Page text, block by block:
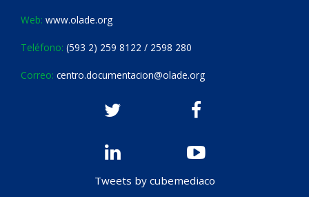
Web: www.olade.org
Teléfono: (593 2) 259 8122 / 2598 280
Correo: centro.documentacion@olade.org
Tweets by cubemediaco